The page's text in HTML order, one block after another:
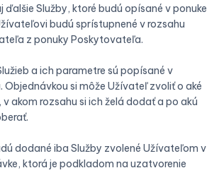
Služby, ktoré budú opísané v ponuke
budú sprístupnené v rozsahu
z ponuky Poskytovateľa.
a ich parametre sú popísané v
Objednávkou si môže Užívateľ zvoliť o aké
akom rozsahu si ich želá dodať a po akú
dodané iba Služby zvolené Užívateľom v
ktorá je podkladom na uzatvorenie